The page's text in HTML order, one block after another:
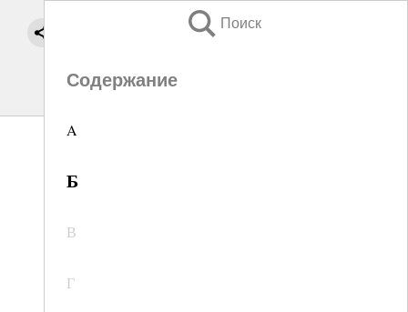
Поиск
Содержание
A
Б
В
Г